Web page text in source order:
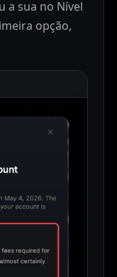
a sua no Nível
opção,